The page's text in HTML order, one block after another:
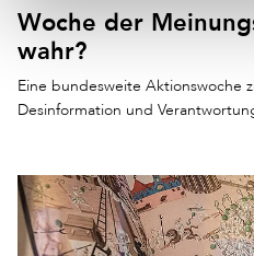
Woche der
wahr?
Eine bundesweite Aktionswoche
Desinformation und